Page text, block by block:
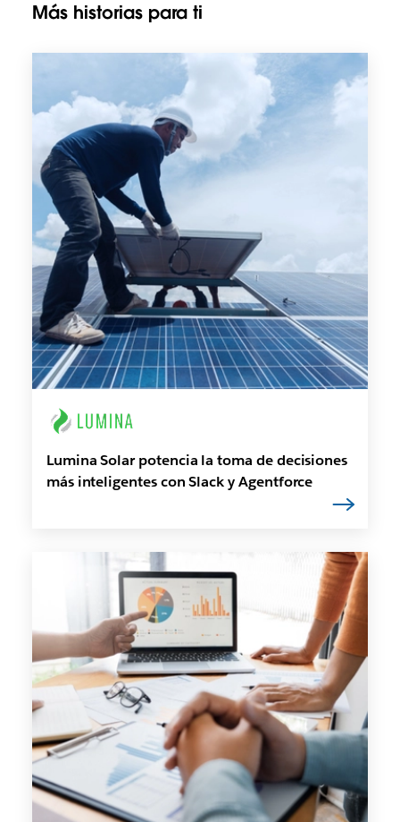
Más historias para ti
Lumina Solar potencia la toma de decisiones
más inteligentes con Slack y Agentforce